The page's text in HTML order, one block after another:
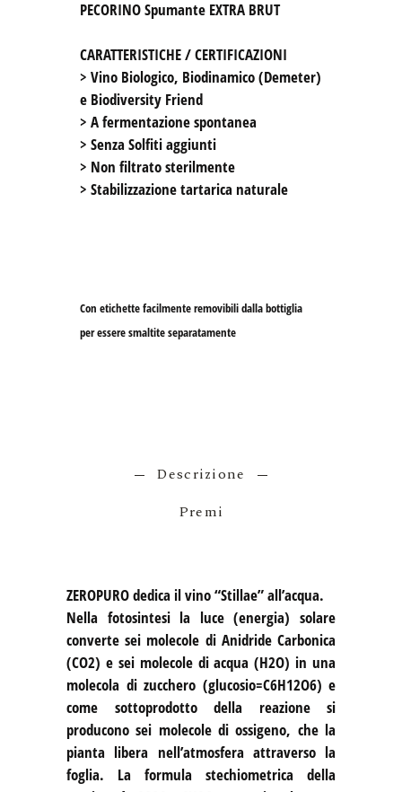
PECORINO Spumante EXTRA BRUT
CARATTERISTICHE / CERTIFICAZIONI
> Vino Biologico, Biodinamico (Demeter)
e Biodiversity Friend
> A fermentazione spontanea
> Senza Solfiti aggiunti
> Non filtrato sterilmente
> Stabilizzazione tartarica naturale
Con etichette facilmente removibili dalla bottiglia
per essere smaltite separatamente
Descrizione
Premi
ZEROPUROdedica il vino “Stillae” all’acqua.
Nella fotosintesi la luce (energia) solare
converte sei molecole di Anidride Carbonica
(CO2) e sei molecole di acqua (H2O) in una
molecola di zucchero (glucosio=C6H12O6) e
come sottoprodotto della reazione si
producono sei molecole di ossigeno, che la
pianta libera nell’atmosfera attraverso la
foglia. La formula stechiometrica della